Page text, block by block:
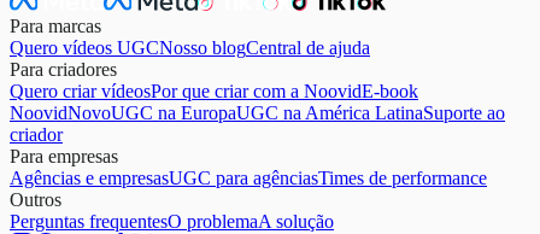
Para marcas
Quero vídeos UGCNosso blogCentral de ajuda
Para criadores
Quero criar vídeosPor que criar com a NoovidE-book
NoovidNovoUGC na EuropaUGC na América LatinaSuporte ao
criador
Para empresas
Agências e empresasUGC para agênciasTimes de performance
Outros
Perguntas frequentesO problemaA solução